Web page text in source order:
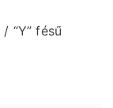
/ “Y” fésű